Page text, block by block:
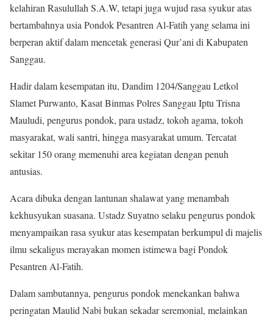
kelahiran Rasulullah S.A.W, tetapi juga wujud rasa syukur atas
bertambahnya usia Pondok Pesantren Al-Fatih yang selama ini
berperan aktif dalam mencetak generasi Qur’ani di Kabupaten
Sanggau.
Hadir dalam kesempatan itu, Dandim 1204/Sanggau Letkol
Slamet Purwanto, Kasat Binmas Polres Sanggau Iptu Trisna
Mauludi, pengurus pondok, para ustadz, tokoh agama, tokoh
masyarakat, wali santri, hingga masyarakat umum. Tercatat
sekitar 150 orang memenuhi area kegiatan dengan penuh
antusias.
Acara dibuka dengan lantunan shalawat yang menambah
kekhusyukan suasana. Ustadz Suyatno selaku pengurus pondok
menyampaikan rasa syukur atas kesempatan berkumpul di majelis
ilmu sekaligus merayakan momen istimewa bagi Pondok
Pesantren Al-Fatih.
Dalam sambutannya, pengurus pondok menekankan bahwa
peringatan Maulid Nabi bukan sekadar seremonial, melainkan